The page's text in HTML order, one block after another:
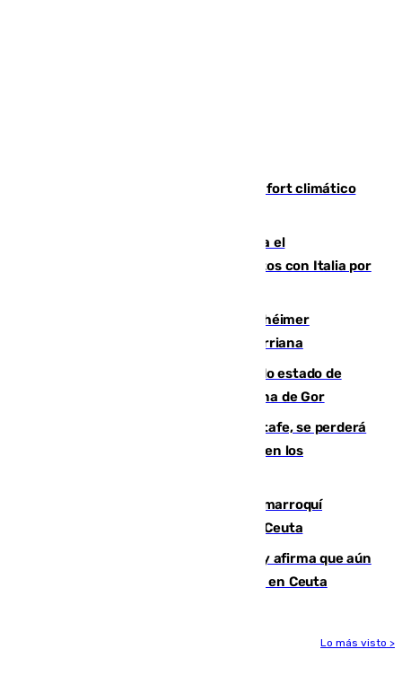
Málaga contabiliza 148 zonas de confort climático
Marlaska notifica a la Unión Europea el
restablecimiento de controles fronterizos con Italia por
Hallan sin vida al granadino con Alzhéimer
desaparecido hace una semana en Churriana
Encuentran un cadáver en avanzado estado de
descomposición en la localidad granadina de Gor
Christantus Uche, delantero del Getafe, se perderá
toda la temporada por varias fracturas en los
Expulsado de España un ciudadano marroquí
condenado por allanar una vivienda en Ceuta
Vivas niega la versión del Gobierno y afirma que aún
quedan entre 8.000 y 11.000 migrantes en Ceuta
Lo más visto >